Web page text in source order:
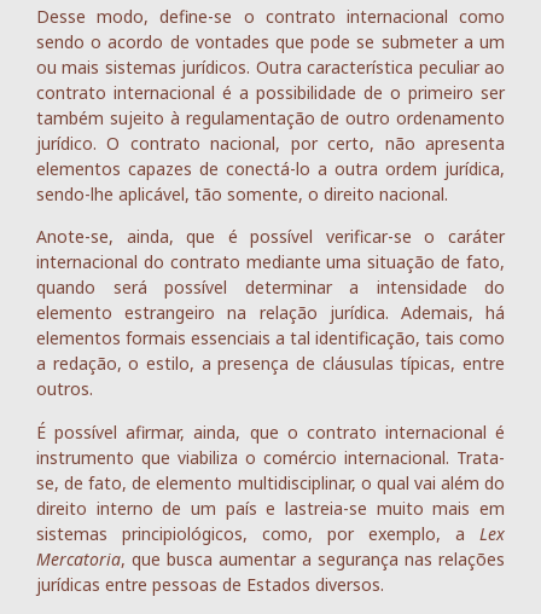
Desse modo, define-se o contrato internacional como
sendo o acordo de vontades que pode se submeter a um
ou mais sistemas jurídicos. Outra característica peculiar ao
contrato internacional é a possibilidade de o primeiro ser
também sujeito à regulamentação de outro ordenamento
jurídico. O contrato nacional, por certo, não apresenta
elementos capazes de conectá-lo a outra ordem jurídica,
sendo-lhe aplicável, tão somente, o direito nacional.
Anote-se, ainda, que é possível verificar-se o caráter
internacional do contrato mediante uma situação de fato,
quando será possível determinar a intensidade do
elemento estrangeiro na relação jurídica. Ademais, há
elementos formais essenciais a tal identificação, tais como
a redação, o estilo, a presença de cláusulas típicas, entre
outros.
É possível afirmar, ainda, que o contrato internacional é
instrumento que viabiliza o comércio internacional. Trata-
se, de fato, de elemento multidisciplinar, o qual vai além do
direito interno de um país e lastreia-se muito mais em
sistemas principiológicos, como, por exemplo, a Lex
Mercatoria, que busca aumentar a segurança nas relações
jurídicas entre pessoas de Estados diversos.